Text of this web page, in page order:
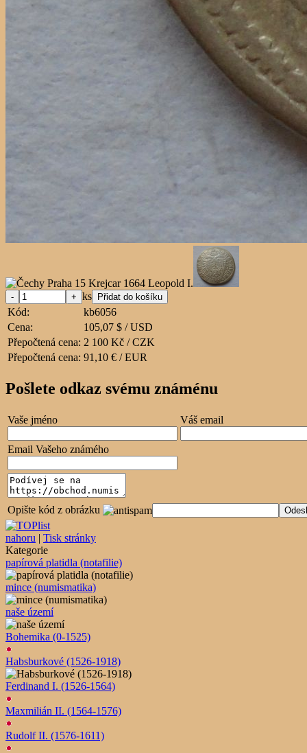
ks
Kód:
kb6056
Cena:
105,07 $ / USD
Přepočtená cena: 2 100 Kč / CZK
Přepočtená cena: 91,10 € / EUR
Pošlete odkaz svému známénu
Vaše jméno Váš email
Email Vašeho známého
Opište kód z obrázku
nahoru | Tisk stránky
Kategorie
papírová platidla (notafilie)
mince (numismatika)
naše území
Bohemika (0-1525)
Habsburkové (1526-1918)
Ferdinand I. (1526-1564)
Maxmilián II. (1564-1576)
Rudolf II. (1576-1611)